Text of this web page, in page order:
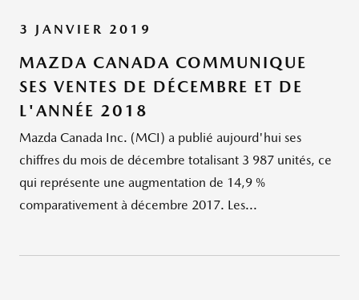
3 JANVIER 2019
MAZDA CANADA COMMUNIQUE
SES VENTES DE DÉCEMBRE ET DE
L'ANNÉE 2018
Mazda Canada Inc. (MCI) a publié aujourd'hui ses
chiffres du mois de décembre totalisant 3 987 unités, ce
qui représente une augmentation de 14,9 %
comparativement à décembre 2017. Les...